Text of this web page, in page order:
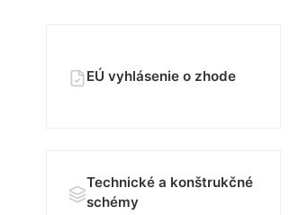
EÚ vyhlásenie o zhode
Technické a konštrukčné
schémy